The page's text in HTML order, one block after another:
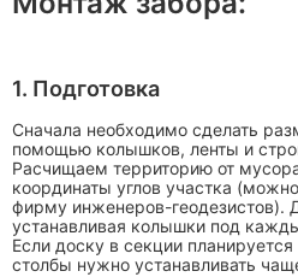
1. Подготовка
Сначала необходимо сделать
помощью колышков, ленты и
Расчищаем территорию от
координаты углов участка
фирму инженеров-геодезистов).
устанавливая колышки под
Если доску в секции планируется
столбы нужно устанавливать